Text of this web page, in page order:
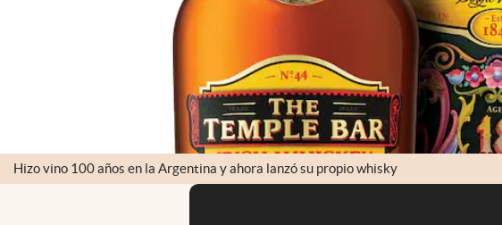
Hizo vino 100 años en la Argentina y ahora lanzó su propio whisky